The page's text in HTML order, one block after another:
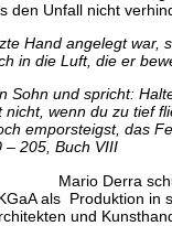
den Unfall nicht
Hand angelegt war,
in die Luft, die er
und spricht: Halte
wenn du zu tief
emporsteigst, das
– 205, Buch VIII
Mario Derra
als Produktion in
und